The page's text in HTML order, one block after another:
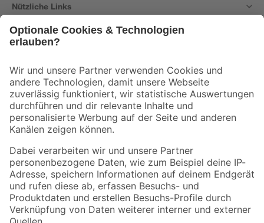
Nützliche Links
Der toom Newsletter: Keine Angebote und Aktionen mehr verpassen!
Zur Newsletter Anmeldung
Folge uns
Zahlungsarten Versandarten